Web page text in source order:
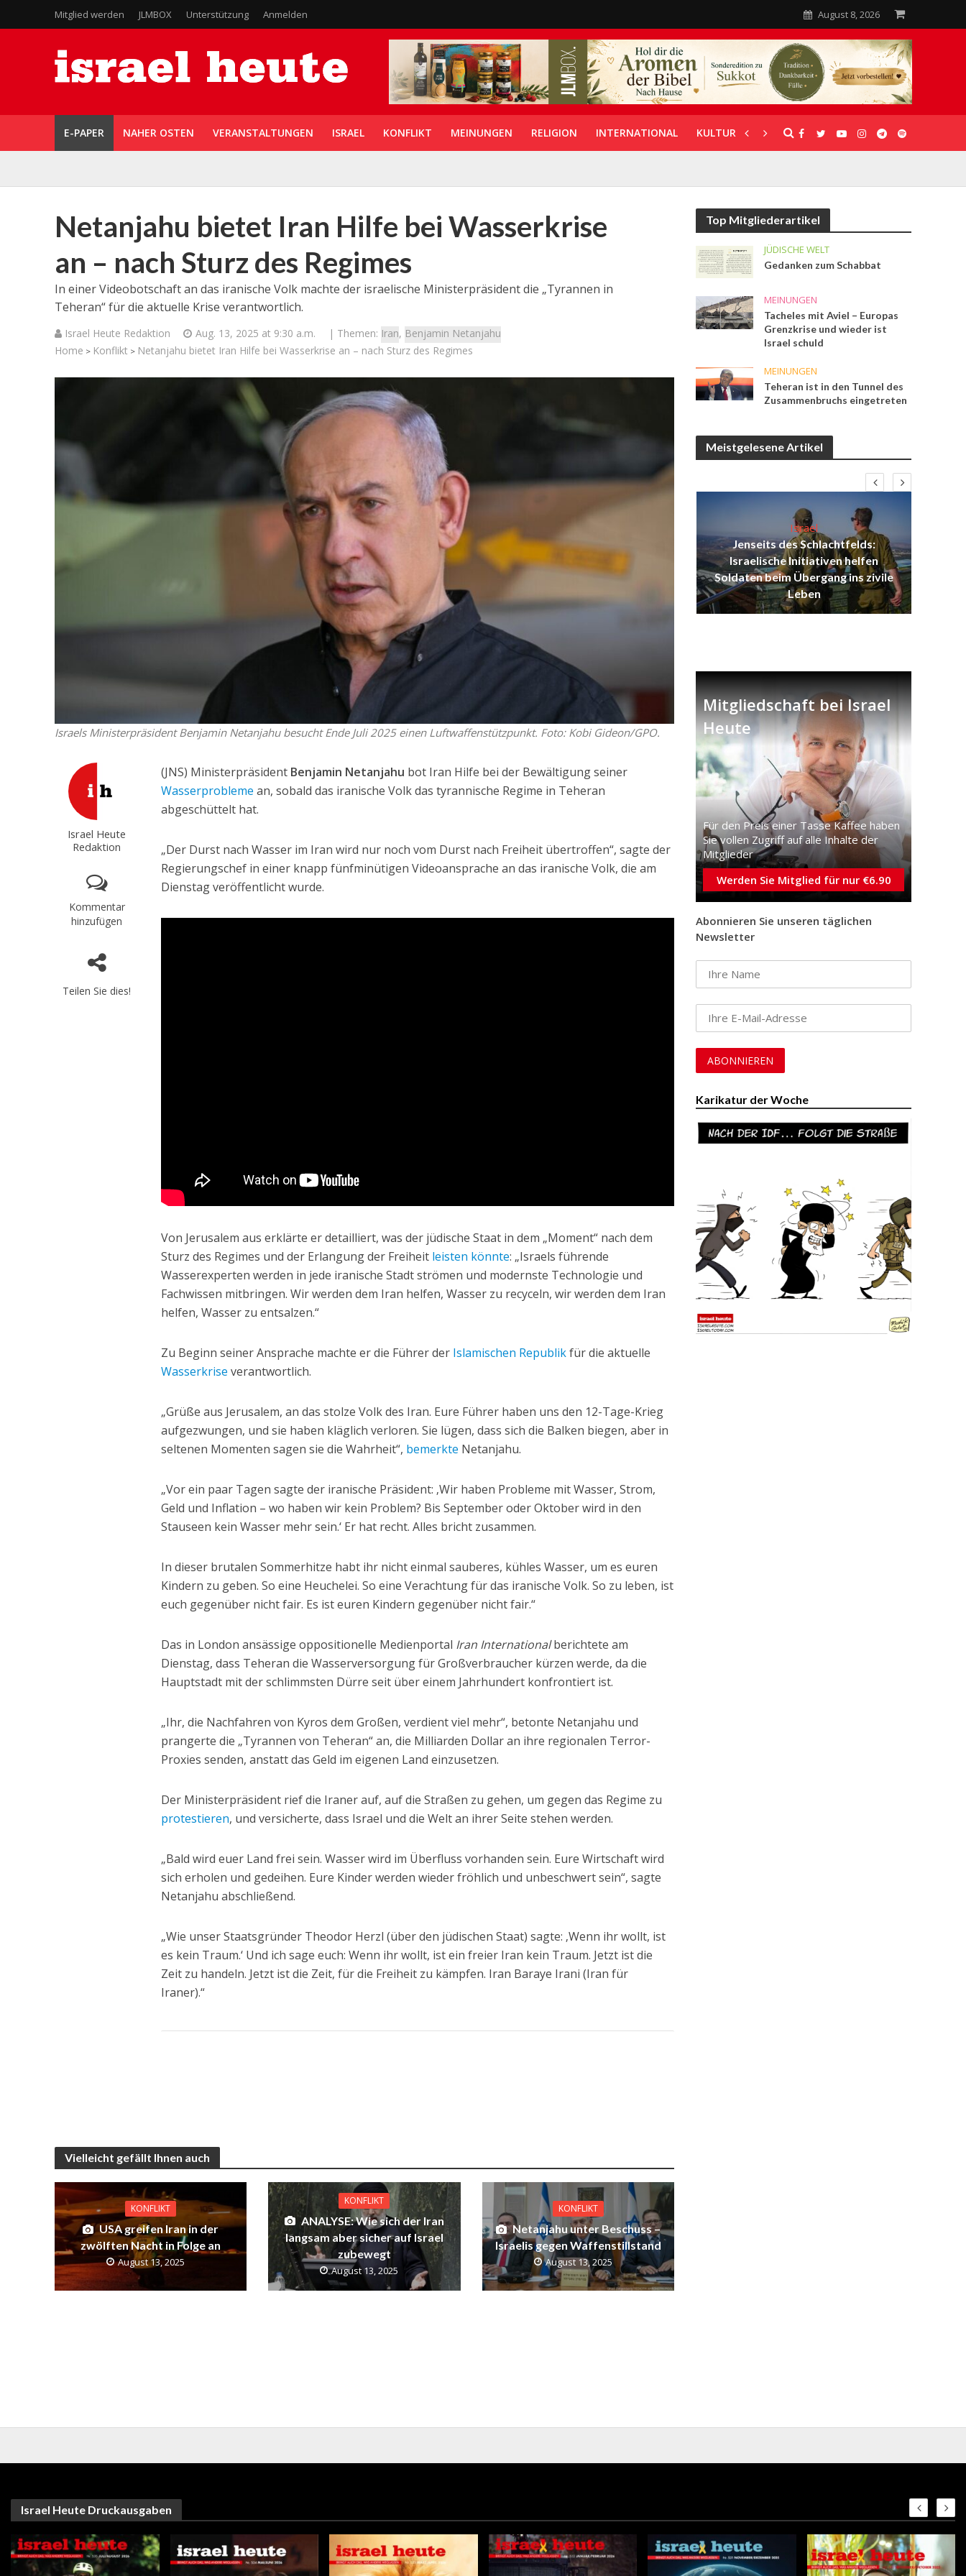
Mitglied werden JLMBOX Unterstützung Anmelden August 8, 2026
E-PAPER NAHER OSTEN VERANSTALTUNGEN ISRAEL KONFLIKT MEINUNGEN RELIGION INTERNATIONAL KULTUR UNTERSTÜTZUNG
Netanjahu bietet Iran Hilfe bei Wasserkrise
an – nach Sturz des Regimes
In einer Videobotschaft an das iranische Volk machte der israelische Ministerpräsident die „Tyrannen in
Teheran“ für die aktuelle Krise verantwortlich.
Israel Heute Redaktion Aug. 13, 2025 at 9:30 a.m. | Themen: Iran, Benjamin Netanjahu
Home > Konflikt > Netanjahu bietet Iran Hilfe bei Wasserkrise an – nach Sturz des Regimes
Israels Ministerpräsident Benjamin Netanjahu besucht Ende Juli 2025 einen Luftwaffenstützpunkt. Foto: Kobi Gideon/GPO.
Israel Heute
Redaktion
Kommentar
hinzufügen
Teilen Sie dies!
(JNS) Ministerpräsident Benjamin Netanjahu bot Iran Hilfe bei der Bewältigung seiner
Wasserprobleme an, sobald das iranische Volk das tyrannische Regime in Teheran
abgeschüttelt hat.
„Der Durst nach Wasser im Iran wird nur noch vom Durst nach Freiheit übertroffen“, sagte der
Regierungschef in einer knapp fünfminütigen Videoansprache an das iranische Volk, die am
Dienstag veröffentlicht wurde.
Von Jerusalem aus erklärte er detailliert, was der jüdische Staat in dem „Moment“ nach dem
Sturz des Regimes und der Erlangung der Freiheit leisten könnte: „Israels führende
Wasserexperten werden in jede iranische Stadt strömen und modernste Technologie und
Fachwissen mitbringen. Wir werden dem Iran helfen, Wasser zu recyceln, wir werden dem Iran
helfen, Wasser zu entsalzen.“
Zu Beginn seiner Ansprache machte er die Führer der Islamischen Republikfür die aktuelle
Wasserkrise verantwortlich.
„Grüße aus Jerusalem, an das stolze Volk des Iran. Eure Führer haben uns den 12-Tage-Krieg
aufgezwungen, und sie haben kläglich verloren. Sie lügen, dass sich die Balken biegen, aber in
seltenen Momenten sagen sie die Wahrheit“, bemerkte Netanjahu.
„Vor ein paar Tagen sagte der iranische Präsident: ‚Wir haben Probleme mit Wasser, Strom,
Geld und Inflation – wo haben wir kein Problem? Bis September oder Oktober wird in den
Stauseen kein Wasser mehr sein.‘ Er hat recht. Alles bricht zusammen.
In dieser brutalen Sommerhitze habt ihr nicht einmal sauberes, kühles Wasser, um es euren
Kindern zu geben. So eine Heuchelei. So eine Verachtung für das iranische Volk. So zu leben, ist
euch gegenüber nicht fair. Es ist euren Kindern gegenüber nicht fair.“
Das in London ansässige oppositionelle Medienportal Iran Internationalberichtete am
Dienstag, dass Teheran die Wasserversorgung für Großverbraucher kürzen werde, da die
Hauptstadt mit der schlimmsten Dürre seit über einem Jahrhundert konfrontiert ist.
„Ihr, die Nachfahren von Kyros dem Großen, verdient viel mehr“, betonte Netanjahu und
prangerte die „Tyrannen von Teheran“ an, die Milliarden Dollar an ihre regionalen Terror-
Proxies senden, anstatt das Geld im eigenen Land einzusetzen.
Der Ministerpräsident rief die Iraner auf, auf die Straßen zu gehen, um gegen das Regime zu
protestieren, und versicherte, dass Israel und die Welt an ihrer Seite stehen werden.
„Bald wird euer Land frei sein. Wasser wird im Überfluss vorhanden sein. Eure Wirtschaft wird
sich erholen und gedeihen. Eure Kinder werden wieder fröhlich und unbeschwert sein“, sagte
Netanjahu abschließend.
„Wie unser Staatsgründer Theodor Herzl (über den jüdischen Staat) sagte: ‚Wenn ihr wollt, ist
es kein Traum.‘ Und ich sage euch: Wenn ihr wollt, ist ein freier Iran kein Traum. Jetzt ist die
Zeit zu handeln. Jetzt ist die Zeit, für die Freiheit zu kämpfen. Iran Baraye Irani (Iran für
Iraner).“
Vielleicht gefällt Ihnen auch
KONFLIKT
USA greifen Iran in der
zwölften Nacht in Folge an
August 13, 2025
KONFLIKT
ANALYSE: Wie sich der Iran
langsam aber sicher auf Israel
zubewegt
August 13, 2025
KONFLIKT
Netanjahu unter Beschuss –
Israelis gegen Waffenstillstand
August 13, 2025
Top Mitgliederartikel
JÜDISCHE WELT
Gedanken zum Schabbat
MEINUNGEN
Tacheles mit Aviel – Europas
Grenzkrise und wieder ist
Israel schuld
MEINUNGEN
Teheran ist in den Tunnel des
Zusammenbruchs eingetreten
Meistgelesene Artikel
Israel
Israelische Wahlen 2026: Das ist
die Knesset – Vladimir Beliak
Israel
Israelische Wahlen 2026: Das ist
die Knesset – Moshe Abutbul
Israel
Jenseits des Schlachtfelds:
Israelische Initiativen helfen
Soldaten beim Übergang ins zivile
Leben
Mitgliedschaft bei Israel
Heute
Für den Preis einer Tasse Kaffee haben
Sie vollen Zugriff auf alle Inhalte der
Mitglieder
Werden Sie Mitglied für nur €6.90
Abonnieren Sie unseren täglichen
Newsletter
Karikatur der Woche
Israel Heute Druckausgaben